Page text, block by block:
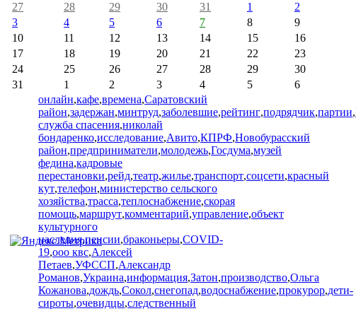
27
28 29 30 31 1
2
3
4 5 6 7 8
9
10
11 12 13 14 15
16
17
18 19 20 21 22
23
24
25 26 27 28 29
30
31
1 2 3 4 5
6
онлайн,кафе,времена,Саратовский
район,задержан,минтруд,заболевшие,рейтинг,подрядчик,партии,
служба спасения,николай
бондаренко,исследование,Авито,КПРФ,Новобурасский
район,предприниматели,молодежь,Госдума,музей
федина,кадровые
перестановки,рейд,театр,жилье,транспорт,соцсети,красный
кут,телефон,министерство сельского
хозяйства,трасса,теплоснабжение,скорая
помощь,маршрут,комментарий,управление,объект
культурного
наследия,пенсии,браконьеры,COVID-
19,ооо квс,Алексей
Петаев,УФССП,Александр
Романов,Украина,информация,Затон,производство,Ольга
Кожанова,дождь,Сокол,снегопад,водоснабжение,прокурор,дети-
сироты,очевидцы,следственный